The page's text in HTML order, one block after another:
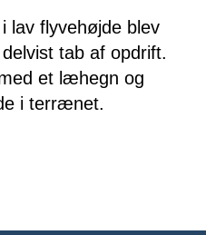
lav flyvehøjde blev
tab af opdrift.
et læhegn og
i terrænet.